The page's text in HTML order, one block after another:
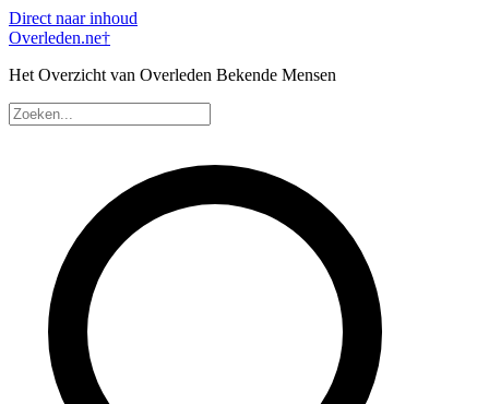
Direct naar inhoud
Overleden.ne†
Het Overzicht van Overleden Bekende Mensen